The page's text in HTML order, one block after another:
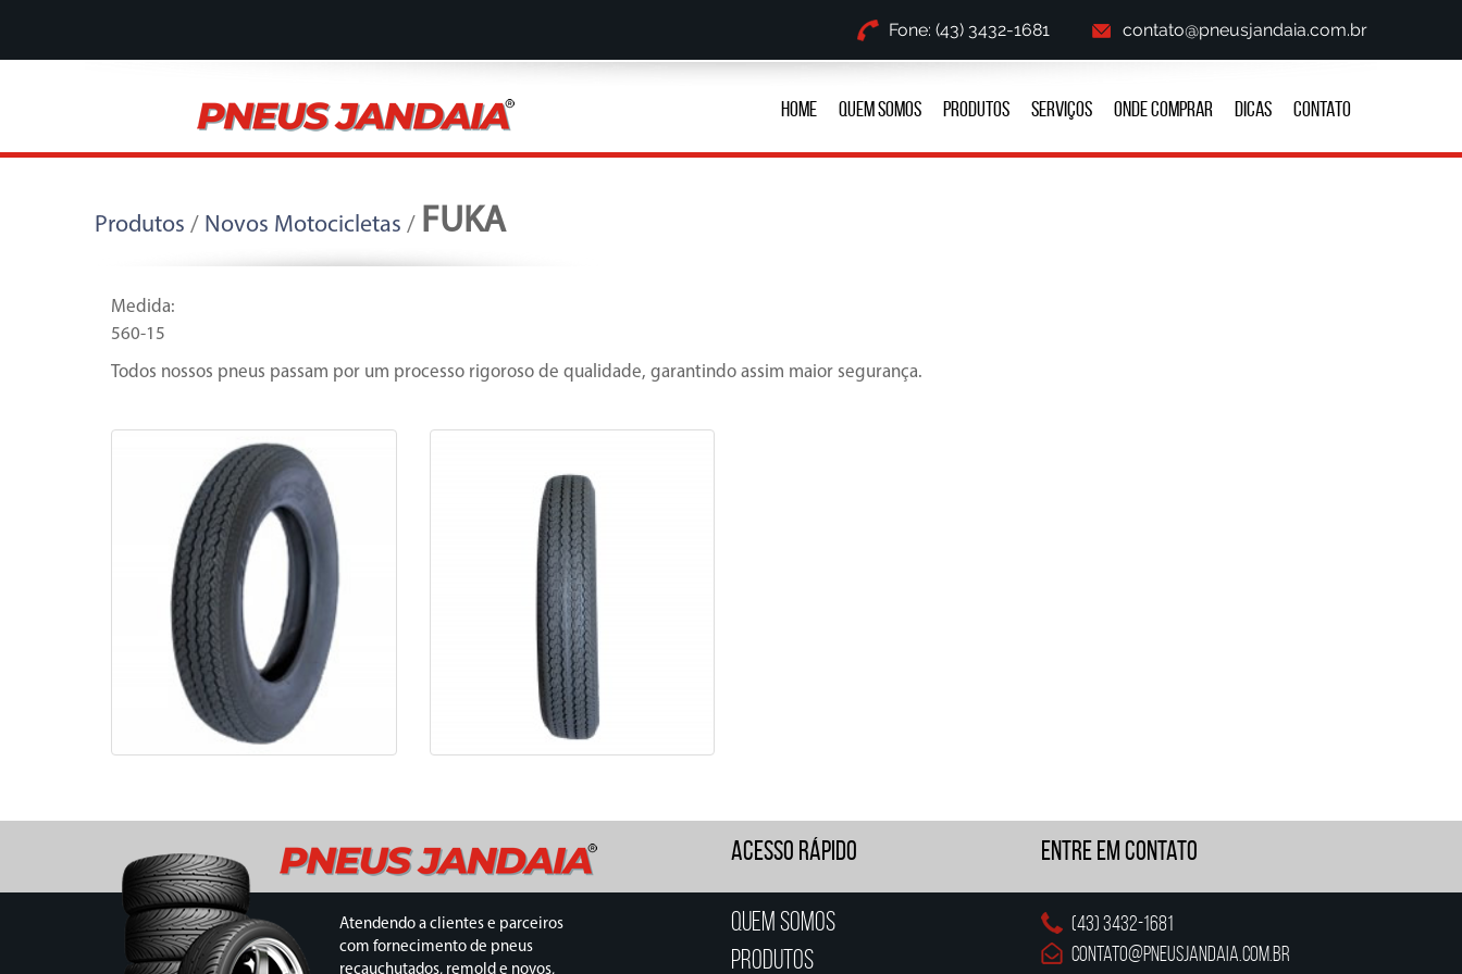
Fone: (43) 3432-1681 contato@pneusjandaia.com.br
HOME QUEM SOMOS PRODUTOS SERVIÇOS ONDE COMPRAR DICAS CONTATO
Produtos / Novos Motocicletas / FUKA
Medida:
560-15
Todos nossos pneus passam por um processo rigoroso de qualidade, garantindo assim maior segurança.
Atendendo a clientes e parceiros
com fornecimento de pneus
recauchutados, remold e novos,
ACESSO RÁPIDO
Quem Somos
Produtos
Entre em Contato
(43) 3432-1681
contato@pneusjandaia.com.br